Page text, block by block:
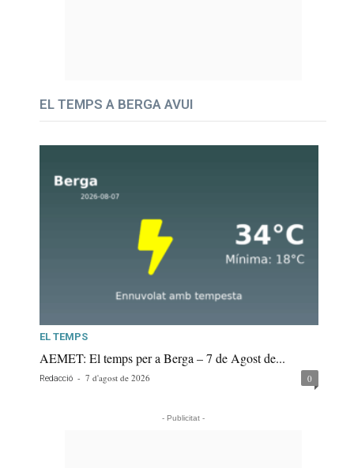
EL TEMPS A BERGA AVUI
EL TEMPS
AEMET: El temps per a Berga – 7 de Agost de...
Redacció - 7 d'agost de 2026 0
- Publicitat -